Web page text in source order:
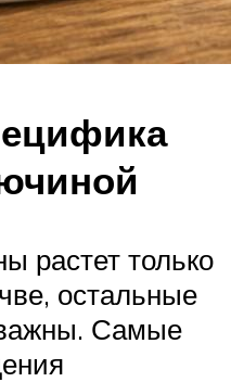
растет только
остальные
Самые